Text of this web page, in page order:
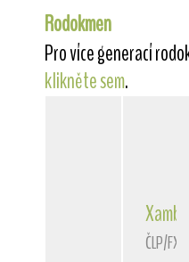
Rodokmen
Pro více generací
klikněte sem.
Xambo
ČLP/